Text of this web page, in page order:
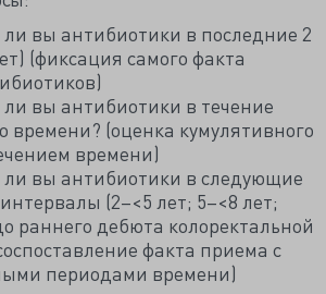
вы антибиотики в последние 2
(фиксация самого факта
вы антибиотики в течение
времени? (оценка кумулятивного
времени)
вы антибиотики в следующие
(2–<5 лет; 5–<8 лет;
раннего дебюта колоректальной
факта приема с
периодами времени)